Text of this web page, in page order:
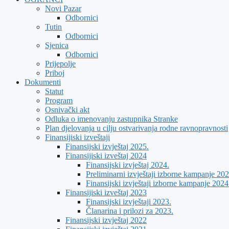
Novi Pazar
Odbornici
Tutin
Odbornici
Sjenica
Odbornici
Prijepolje
Priboj
Dokumenti
Statut
Program
Osnivački akt
Odluka o imenovanju zastupnika Stranke
Plan djelovanja u cilju ostvarivanja rodne ravnopravnosti
Finansijiski izveštaji
Finansijski izvještaj 2025.
Finansijiski izveštaj 2024
Finansijski izvještaj 2024.
Preliminarni izvještaji izborne kampanje
Finansijski izvještaji izborne kampanje
Finansijiski izveštaj 2023
Finansijski izvještaji 2023.
Članarina i prilozi za 2023.
Finansijski izvještaj 2022